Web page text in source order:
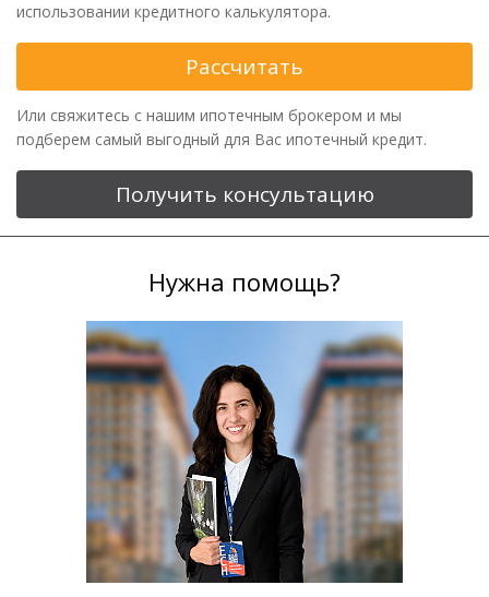
использовании кредитного калькулятора.
Рассчитать
Или свяжитесь с нашим ипотечным брокером и мы
подберем самый выгодный для Вас ипотечный кредит.
Получить консультацию
Нужна помощь?